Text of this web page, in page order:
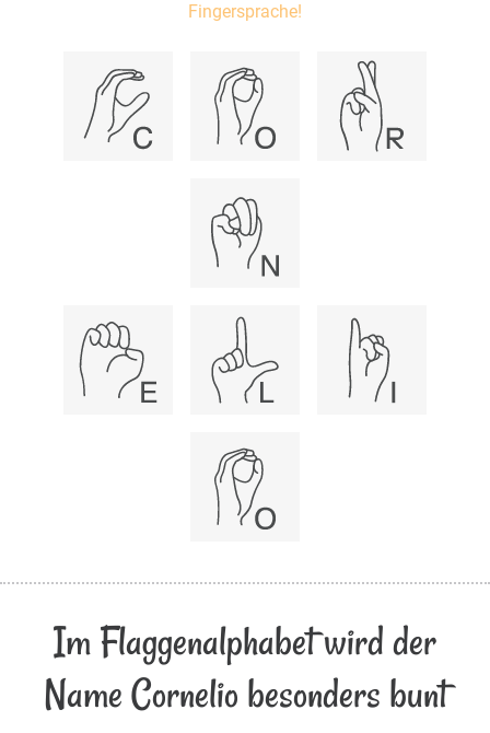
Fingersprache!
Im Flaggenalphabet wird der
Name Cornelio besonders bunt